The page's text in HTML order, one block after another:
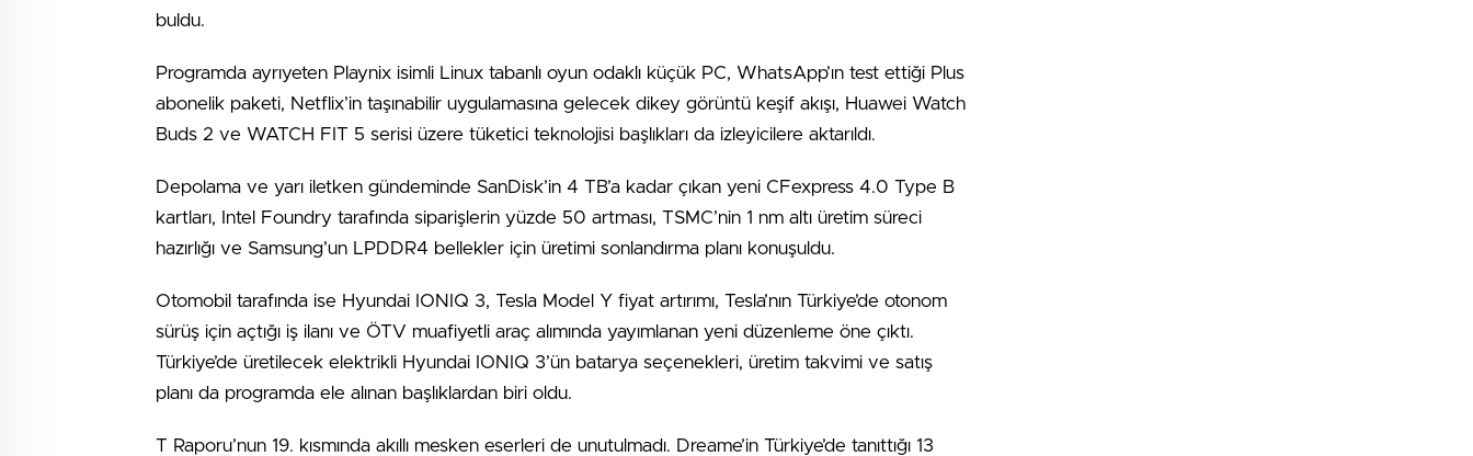
buldu.
Programda ayrıyeten Playnix isimli Linux tabanlı oyun odaklı küçük PC, WhatsApp’ın test ettiği Plus
abonelik paketi, Netflix’in taşınabilir uygulamasına gelecek dikey görüntü keşif akışı, Huawei Watch
Buds 2 ve WATCH FIT 5 serisi üzere tüketici teknolojisi başlıkları da izleyicilere aktarıldı.
Depolama ve yarı iletken gündeminde SanDisk’in 4 TB’a kadar çıkan yeni CFexpress 4.0 Type B
kartları, Intel Foundry tarafında siparişlerin yüzde 50 artması, TSMC’nin 1 nm altı üretim süreci
hazırlığı ve Samsung’un LPDDR4 bellekler için üretimi sonlandırma planı konuşuldu.
Otomobil tarafında ise Hyundai IONIQ 3, Tesla Model Y fiyat artırımı, Tesla’nın Türkiye’de otonom
sürüş için açtığı iş ilanı ve ÖTV muafiyetli araç alımında yayımlanan yeni düzenleme öne çıktı.
Türkiye’de üretilecek elektrikli Hyundai IONIQ 3’ün batarya seçenekleri, üretim takvimi ve satış
planı da programda ele alınan başlıklardan biri oldu.
T Raporu’nun 19. kısmında akıllı mesken eserleri de unutulmadı. Dreame’in Türkiye’de tanıttığı 13